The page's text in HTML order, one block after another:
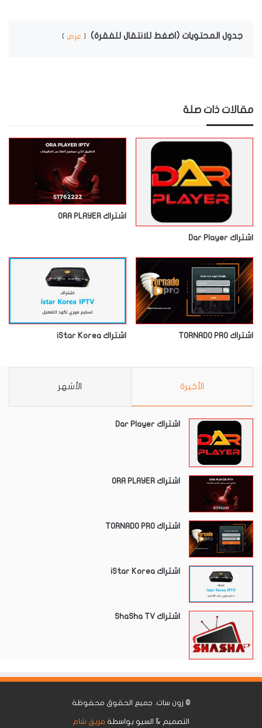
جدول المحتويات (اضغط للانتقال للفقرة) عرض
مقالات ذات صلة
اشتراك Dar Player
اشتراك ORA PLAYER
اشتراك TORNADO PRO اشتراك iStar Korea
الأخيرة الأشهر
اشتراك Dar Player
اشتراك ORA PLAYER
اشتراك TORNADO PRO
اشتراك iStar Korea
اشتراك ShaSha TV
© زون سات . جميع الحقوق محفوظة
التصميم & السيو بواسطة فريق شام